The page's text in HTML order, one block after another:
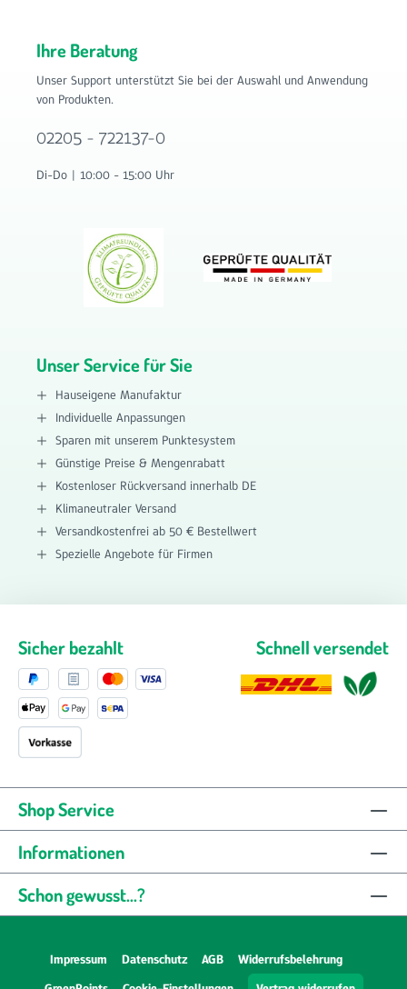
Ihre Beratung
Unser Support unterstützt Sie bei der Auswahl und Anwendung
von Produkten.
02205 - 722137-0
Di-Do | 10:00 - 15:00 Uhr
Unser Service für Sie
Hauseigene Manufaktur
Individuelle Anpassungen
Sparen mit unserem Punktesystem
Günstige Preise & Mengenrabatt
Kostenloser Rückversand innerhalb DE
Klimaneutraler Versand
Versandkostenfrei ab 50 € Bestellwert
Spezielle Angebote für Firmen
Sicher bezahlt Schnell versendet
Shop Service
Informationen
Schon gewusst...?
Impressum Datenschutz AGB
Widerrufsbelehrung